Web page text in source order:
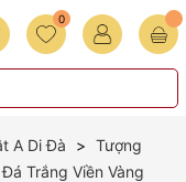
0
A Di Đà
Tượng
Trắng Viền Vàng